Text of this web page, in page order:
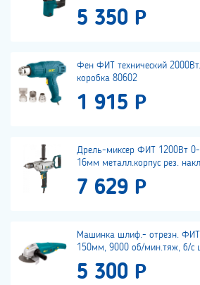
5 350 Р
Фен ФИТ технический
коробка 80602
1 915 Р
Дрель-миксер ФИТ 1200Вт
16мм металл.корпус рез.
7 629 Р
Машинка шлиф.- отрезн. ФИТ
150мм, 9000 об/мин.тяж, б/с
5 300 Р